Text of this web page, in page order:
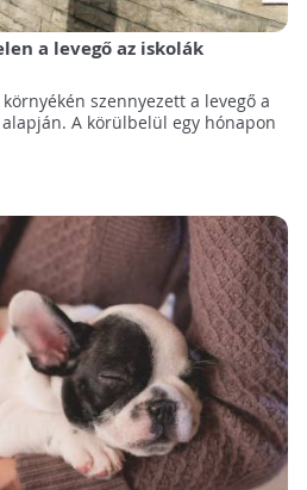
a levegő az iskolák
szennyezett a levegő a
A körülbelül egy hónapon